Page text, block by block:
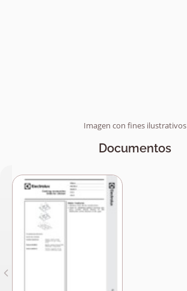
Imagen con fines ilustrativos
Documentos